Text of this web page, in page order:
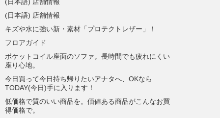
(日本語) 店舗情報
キズや水に強い新・素材「プロテクトレザー」！
フロアガイド
ポケットコイル座面のソファ。長時間でも疲れにくい
座り心地。
今日買って今日持ち帰りたいアナタへ、OKなら
TODAY(今日)手に入ります！
低価格で質のいい商品を。価値ある商品がこんなお買
得価格で。